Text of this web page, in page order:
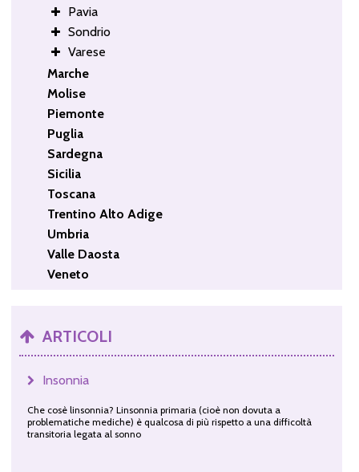
Pavia
Sondrio
Varese
Marche
Molise
Piemonte
Puglia
Sardegna
Sicilia
Toscana
Trentino Alto Adige
Umbria
Valle Daosta
Veneto
ARTICOLI
Insonnia
Che cosè linsonnia? Linsonnia primaria (cioè non dovuta a
problematiche mediche) è qualcosa di più rispetto a una difficoltà
transitoria legata al sonno